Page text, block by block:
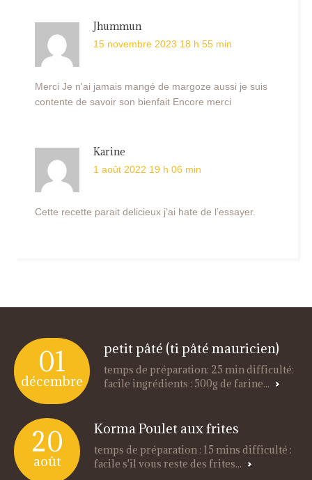
Jhummun
15 novembre 2023 18 h 55 min
Merci Je n'ai jamais mangé de margoze aussi je suis
contente de savoir son bienfait Encore merci
Karine
1 août 2022 19 h 06 min
Cette recette parait delicieux j’ai hate de l’essayer.
01
décembre
petit pâté (ti pâté mauricien)
temps de préparation: 25 min difficulté:
facile ingrédients : 500g de farine...
20
août
Korma Poulet aux frites
temps de préparation : 15 mins difficulté :
facile s'il vous reste des frites...